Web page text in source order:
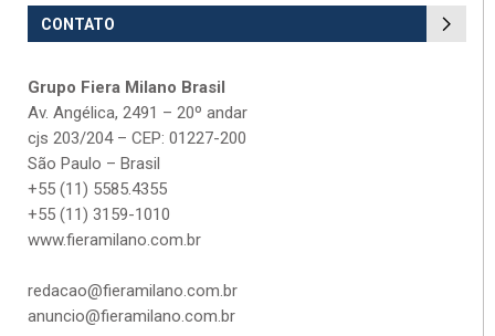
CONTATO
Grupo Fiera Milano Brasil
Av. Angélica, 2491 – 20º andar
cjs 203/204 – CEP: 01227-200
São Paulo – Brasil
+55 (11) 5585.4355
+55 (11) 3159-1010
www.fieramilano.com.br
redacao@fieramilano.com.br
anuncio@fieramilano.com.br